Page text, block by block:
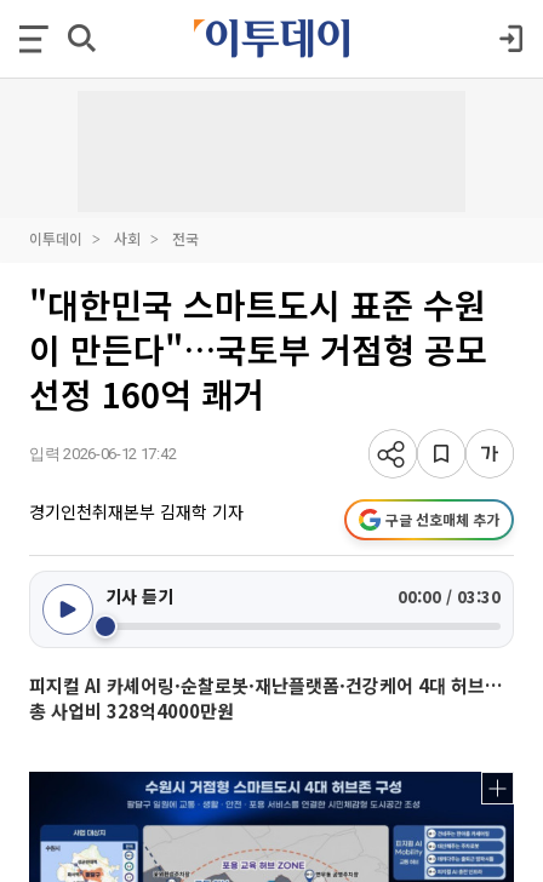
이투데이 사회 전국
"대한민국 스마트도시 표준 수원
이 만든다"…국토부 거점형 공모
선정 160억 쾌거
입력 2026-06-12 17:42
경기인천취재본부 김재학 기자 구글 선호매체 추가
기사 듣기 00:00 / 03:30
피지컬 AI 카셰어링·순찰로봇·재난플랫폼·건강케어 4대 허브…
총 사업비 328억4000만원